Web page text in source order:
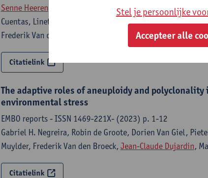
Senne Heeren , Ilse Maes, Mandy Sanders, Lon-Fye Lye,
Cuentas, Lineth Garcia, Philippe Lemey, Stephen M.
Frederik Van den Broeck
Citatielink
The adaptive roles of aneuploidy and
environmental stress
EMBO reports - ISSN 1469-221X- (2023) p. 1-12
Gabriel H. Negreira, Robin de Groote, Dorien Van Giel,
Muylder, Frederik Van den Broeck, Jean-Claude Dujardin,
Citatielink
Stel je persoonlijke
Accepteer alle